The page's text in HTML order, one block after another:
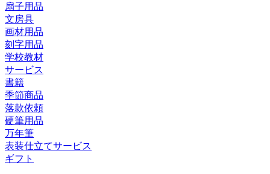
扇子用品
文房具
画材用品
刻字用品
学校教材
サービス
書籍
季節商品
落款依頼
硬筆用品
万年筆
表装仕立てサービス
ギフト